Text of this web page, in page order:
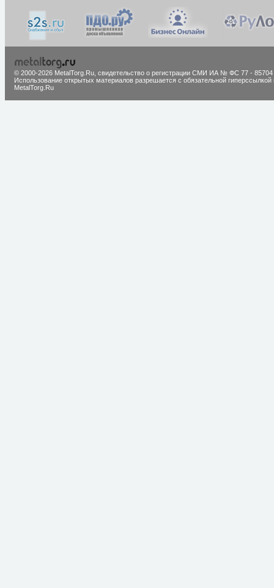
© 2000-2026 MetalTorg.Ru, cвидетельство о регистрации СМИ ИА № ФС 77 - 85704
Использование открытых материалов разрешается с обязательной гиперссылкой
MetalTorg.Ru